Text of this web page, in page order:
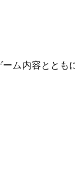
ム内容ととも